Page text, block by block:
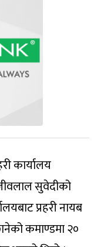
कार्यालय
सुवेदीको
प्रहरी नायब
कमाण्डमा २०